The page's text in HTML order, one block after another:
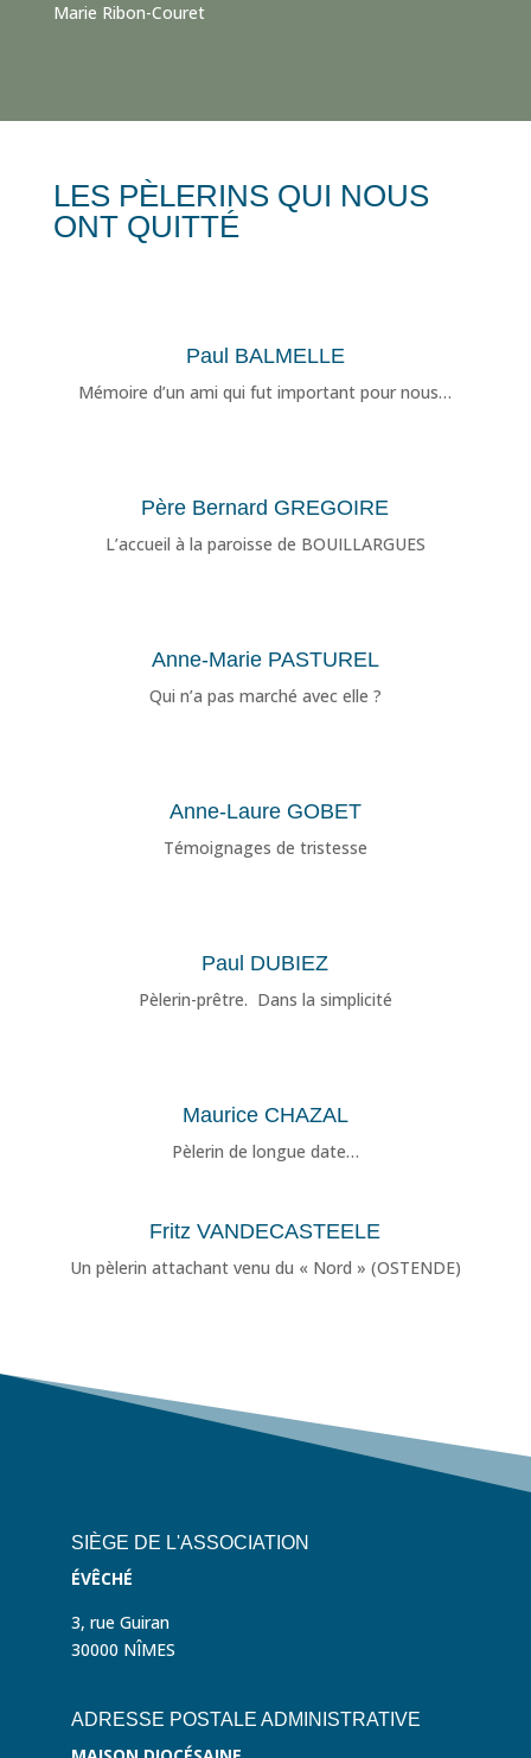
Marie Ribon-Couret
LES PÈLERINS QUI NOUS
ONT QUITTÉ
Paul BALMELLE
Mémoire d’un ami qui fut important pour nous…
Père Bernard GREGOIRE
L’accueil à la paroisse de BOUILLARGUES
Anne-Marie PASTUREL
Qui n’a pas marché avec elle ?
Anne-Laure GOBET
Témoignages de tristesse
Paul DUBIEZ
Pèlerin-prêtre. Dans la simplicité
Maurice CHAZAL
Pèlerin de longue date…
Fritz VANDECASTEELE
Un pèlerin attachant venu du « Nord » (OSTENDE)
SIÈGE DE L'ASSOCIATION
ÉVÊCHÉ
3, rue Guiran
30000 NÎMES
ADRESSE POSTALE ADMINISTRATIVE